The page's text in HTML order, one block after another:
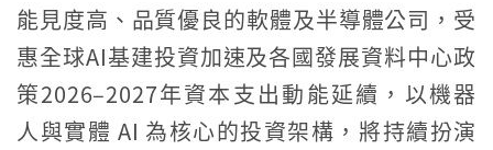
能見度高、品質優良的軟體及半導體公司，受
惠全球AI基建投資加速及各國發展資料中心政
策2026–2027年資本支出動能延續，以機器
人與實體 AI 為核心的投資架構，將持續扮演